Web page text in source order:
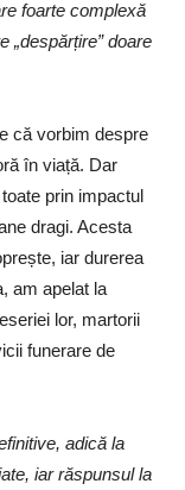
foarte complexă
„despărțire” doare
că vorbim despre
în viață. Dar
prin impactul
dragi. Acesta
iar durerea
am apelat la
lor, martorii
funerare de
adică la
iar răspunsul la